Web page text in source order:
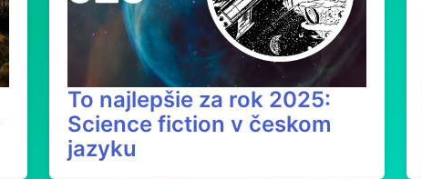
To najlepšie za rok 2025:
Science fiction v českom
jazyku